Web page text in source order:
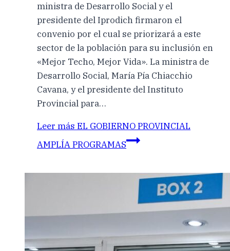
ministra de Desarrollo Social y el
presidente del Iprodich firmaron el
convenio por el cual se priorizará a este
sector de la población para su inclusión en
«Mejor Techo, Mejor Vida». La ministra de
Desarrollo Social, María Pía Chiacchio
Cavana, y el presidente del Instituto
Provincial para…
Leer más EL GOBIERNO PROVINCIAL
AMPLÍA PROGRAMAS